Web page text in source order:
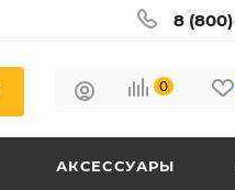
8
0
АКСЕССУАРЫ